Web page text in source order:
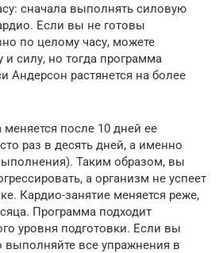
сначала выполнять силовую
Если вы не готовы
по целому часу, можете
и силу, но тогда программа
Андерсон растянется на более
после 10 дней ее
раз в десять дней, а именно
Таким образом, вы
а организм не успеет
Кардио-занятие меняется реже,
Программа подходит
уровня подготовки. Если вы
все упражнения в